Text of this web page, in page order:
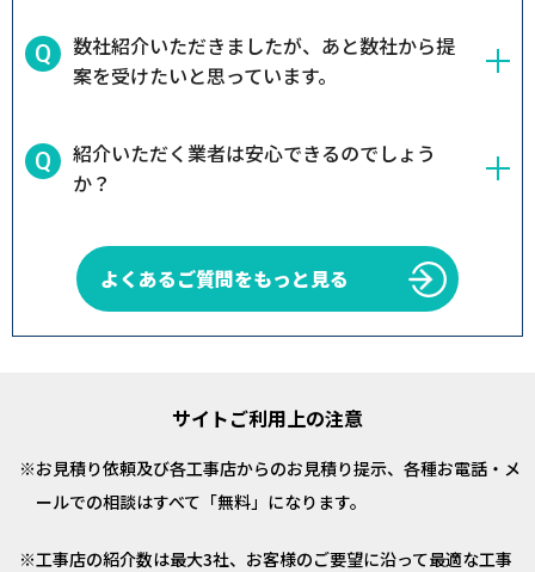
数社紹介いただきましたが、あと数社から提
案を受けたいと思っています。
紹介いただく業者は安心できるのでしょう
か？
よくあるご質問をもっと見る
サイトご利用上の注意
お見積り依頼及び各工事店からのお見積り提示、各種お電話・メ
ールでの相談はすべて「無料」になります。
工事店の紹介数は最大3社、お客様のご要望に沿って最適な工事